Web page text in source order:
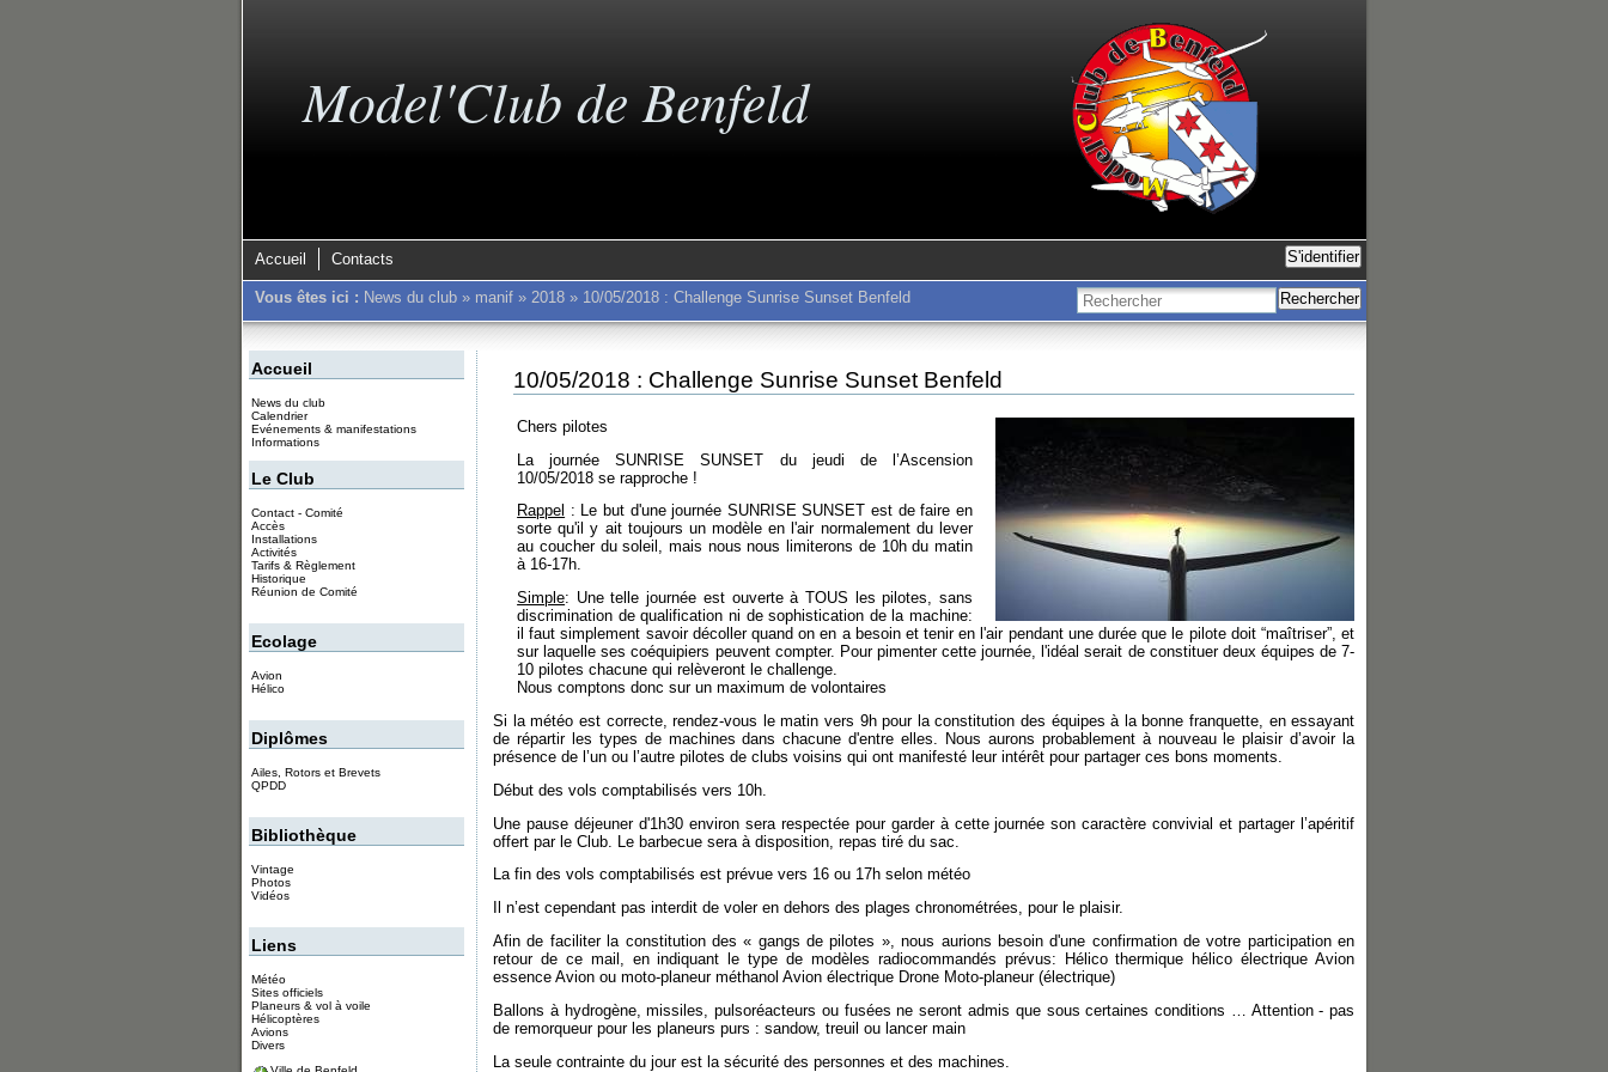
Model'Club de Benfeld
Accueil Contacts S'identifier
Vous êtes ici : News du club» manif» 2018» 10/05/2018 : Challenge Sunrise Sunset Benfeld Rechercher
10/05/2018 : Challenge Sunrise Sunset Benfeld
Chers pilotes
La journée SUNRISE SUNSET du jeudi de l’Ascension
10/05/2018 se rapproche !
Rappel : Le but d'une journée SUNRISE SUNSET est de faire en
sorte qu'il y ait toujours un modèle en l'air normalement du lever
au coucher du soleil, mais nous nous limiterons de 10h du matin
à 16-17h.
Simple: Une telle journée est ouverte à TOUS les pilotes, sans
discrimination de qualification ni de sophistication de la machine:
il faut simplement savoir décoller quand on en a besoin et tenir en l'air pendant une durée que le pilote doit “maîtriser”, et
sur laquelle ses coéquipiers peuvent compter. Pour pimenter cette journée, l'idéal serait de constituer deux équipes de 7-
10 pilotes chacune qui relèveront le challenge.
Nous comptons donc sur un maximum de volontaires
Si la météo est correcte, rendez-vous le matin vers 9h pour la constitution des équipes à la bonne franquette, en essayant
de répartir les types de machines dans chacune d'entre elles. Nous aurons probablement à nouveau le plaisir d’avoir la
présence de l’un ou l’autre pilotes de clubs voisins qui ont manifesté leur intérêt pour partager ces bons moments.
Début des vols comptabilisés vers 10h.
Une pause déjeuner d'1h30 environ sera respectée pour garder à cette journée son caractère convivial et partager l’apéritif
offert par le Club. Le barbecue sera à disposition, repas tiré du sac.
La fin des vols comptabilisés est prévue vers 16 ou 17h selon météo
Il n’est cependant pas interdit de voler en dehors des plages chronométrées, pour le plaisir.
Afin de faciliter la constitution des « gangs de pilotes », nous aurions besoin d'une confirmation de votre participation en
retour de ce mail, en indiquant le type de modèles radiocommandés prévus: Hélico thermique hélico électrique Avion
essence Avion ou moto-planeur méthanol Avion électrique Drone Moto-planeur (électrique)
Ballons à hydrogène, missiles, pulsoréacteurs ou fusées ne seront admis que sous certaines conditions … Attention - pas
de remorqueur pour les planeurs purs : sandow, treuil ou lancer main
La seule contrainte du jour est la sécurité des personnes et des machines.
Accueil
News du club
Calendrier
Evénements & manifestations
Informations
Le Club
Contact - Comité
Accès
Installations
Activités
Tarifs & Règlement
Historique
Réunion de Comité
Ecolage
Avion
Hélico
Diplômes
Ailes, Rotors et Brevets
QPDD
Bibliothèque
Vintage
Photos
Vidéos
Liens
Météo
Sites officiels
Planeurs & vol à voile
Hélicoptères
Avions
Divers